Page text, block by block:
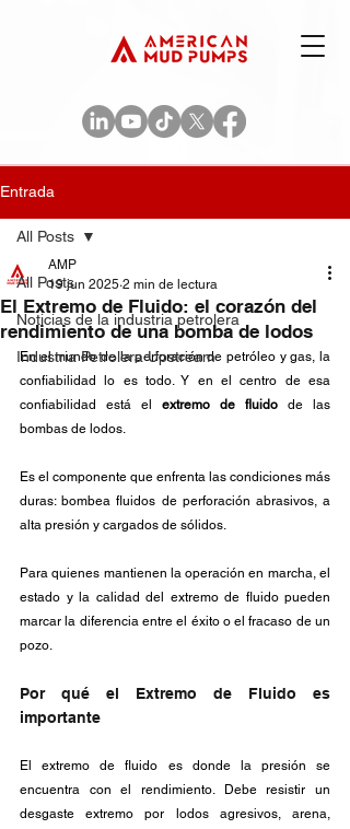
Entrada
All Posts
Noticias de la industria petrolera
Industria Petrolera Upstream
All Posts
El Extremo de Fluido: el corazón del
rendimiento de una bomba de lodos
AMP
19 jun 2025 2 min de lectura
En el mundo de la perforación de petróleo y gas, la
confiabilidad lo es todo. Y en el centro de esa
confiabilidad está el extremo de fluido de las
bombas de lodos.
Es el componente que enfrenta las condiciones más
duras: bombea fluidos de perforación abrasivos, a
alta presión y cargados de sólidos.
Para quienes mantienen la operación en marcha, el
estado y la calidad del extremo de fluido pueden
marcar la diferencia entre el éxito o el fracaso de un
pozo.
Por qué el Extremo de Fluido es
importante
El extremo de fluido es donde la presión se
encuentra con el rendimiento. Debe resistir un
desgaste extremo por lodos agresivos, arena,